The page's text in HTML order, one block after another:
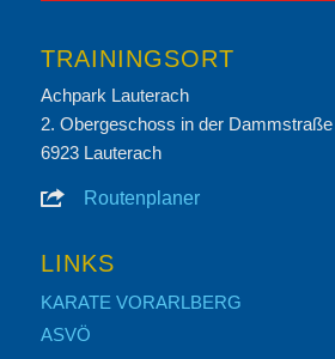
TRAININGSORT
Achpark Lauterach
2. Obergeschoss in der Dammstraße
6923 Lauterach
Routenplaner
LINKS
KARATE VORARLBERG
ASVÖ